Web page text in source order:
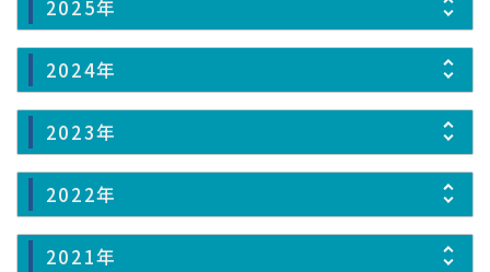
2025年
2024年
2023年
2022年
2021年